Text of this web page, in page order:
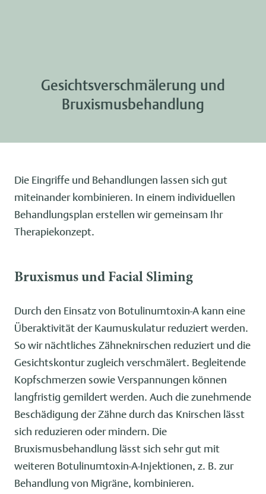
Gesichtsverschmälerung und
Bruxismusbehandlung
Die Eingriffe und Behandlungen lassen sich gut
miteinander kombinieren. In einem individuellen
Behandlungsplan erstellen wir gemeinsam Ihr
Therapiekonzept.
Bruxismus und Facial Sliming
Durch den Einsatz von Botulinumtoxin-A kann eine
Überaktivität der Kaumuskulatur reduziert werden.
So wir nächtliches Zähneknirschen reduziert und die
Gesichtskontur zugleich verschmälert. Begleitende
Kopfschmerzen sowie Verspannungen können
langfristig gemildert werden. Auch die zunehmende
Beschädigung der Zähne durch das Knirschen lässt
sich reduzieren oder mindern. Die
Bruxismusbehandlung lässt sich sehr gut mit
weiteren Botulinumtoxin-A-Injektionen, z. B. zur
Behandlung von Migräne, kombinieren.